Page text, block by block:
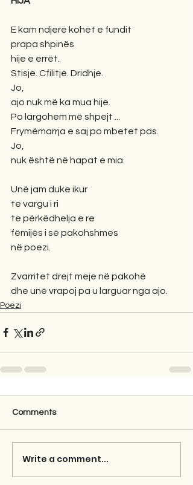
E kam ndjerë kohët e fundit
prapa shpinës
hije e errët.
Stisje. Cfilitje. Dridhje.
Jo,
ajo nuk më ka mua hije.
Po largohem më shpejt ...
Frymëmarrja e saj po mbetet pas.
Jo,
nuk është në hapat e mia.
Unë jam duke ikur
te vargu i ri
te përkëdhelja e re
fëmijës i së pakohshmes
në poezi.
Zvarritet drejt meje në pakohë
dhe unë vrapoj pa u larguar nga ajo.
Poezi
Comments
Write a comment...